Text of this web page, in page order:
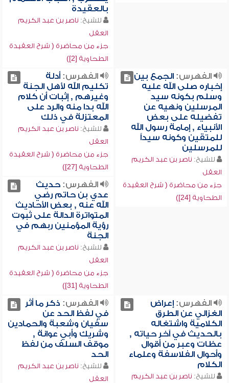
بالعقيدة
للشيخ: ناصر بن عبد الكريم
العقل
جزء من محاضرة ( شرح العقيدة
الطحاوية [2])
الفهرس:الجمع بين
إخباره صلى الله عليه
وسلم بكونه سيد
المرسلين ونهيه عن
تفضيله على بعض
الأنبياء , إمامة رسول الله
للمتقين وكونه سيداً
للمرسلين
للشيخ: ناصر بن عبد الكريم
العقل
جزء من محاضرة ( شرح العقيدة
الطحاوية [24])
الفهرس:أدلة
تكليم الله لأهل الجنة
وغيرهم , إثبات أن كلام
الله بدا منه والرد على
المعتزلة في ذلك
للشيخ: ناصر بن عبد الكريم
العقل
جزء من محاضرة ( شرح العقيدة
الطحاوية [27])
الفهرس:حديث
عدي بن حاتم رضي
الله عنه , بعض الأحاديث
المتواترة الدالة على ثبوت
رؤية المؤمنين ربهم في
الجنة
للشيخ: ناصر بن عبد الكريم
العقل
جزء من محاضرة ( شرح العقيدة
الطحاوية [31])
الفهرس:إعراض
الغزالي عن الطرق
الكلامية واشتغاله
بالحديث في آخر حياته ,
عظات وعبر من أقوال
وأحوال الفلاسفة وعلماء
الكلام
للشيخ: ناصر بن عبد الكريم
الفهرس: ذكر ما أثر
في لفظ الحد عن
سفيان وشعبة والحمادين
وشريك وأبي عوانة ,
موقف السلف من لفظ
الحد
للشيخ: ناصر بن عبد الكريم
العقل